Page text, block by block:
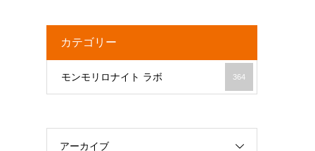
カテゴリー
モンモリロナイト ラボ 364
アーカイブ